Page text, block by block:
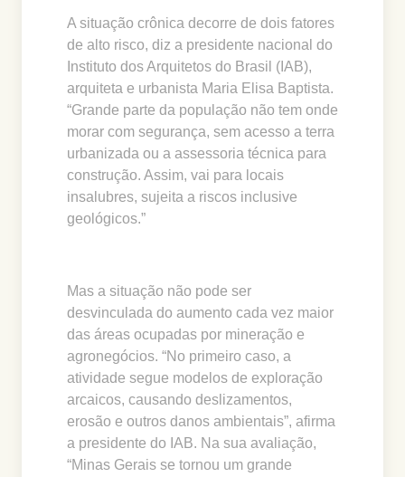
A situação crônica decorre de dois fatores
de alto risco, diz a presidente nacional do
Instituto dos Arquitetos do Brasil (IAB),
arquiteta e urbanista Maria Elisa Baptista.
“Grande parte da população não tem onde
morar com segurança, sem acesso a terra
urbanizada ou a assessoria técnica para
construção. Assim, vai para locais
insalubres, sujeita a riscos inclusive
geológicos.”
Mas a situação não pode ser
desvinculada do aumento cada vez maior
das áreas ocupadas por mineração e
agronegócios. “No primeiro caso, a
atividade segue modelos de exploração
arcaicos, causando deslizamentos,
erosão e outros danos ambientais”, afirma
a presidente do IAB. Na sua avaliação,
“Minas Gerais se tornou um grande